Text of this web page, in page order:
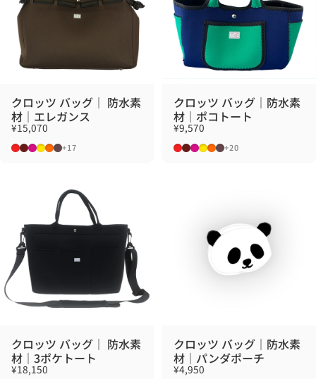
クロッツ バッグ｜ 防水素
材｜エレガンス
¥15,070
レッド
マルーン
ローズ
イエロー
オレンジ
ブラウン
+17
クロッツ バッグ｜防水素
材｜ポコトート
¥9,570
レッド
マルーン
ローズ
イエロー
オレンジ
ブラウン
+20
クロッツ バッグ｜ 防水素
材｜3ポケトート
¥18,150
クロッツ バッグ｜防水素
材｜パンダポーチ
¥4,950